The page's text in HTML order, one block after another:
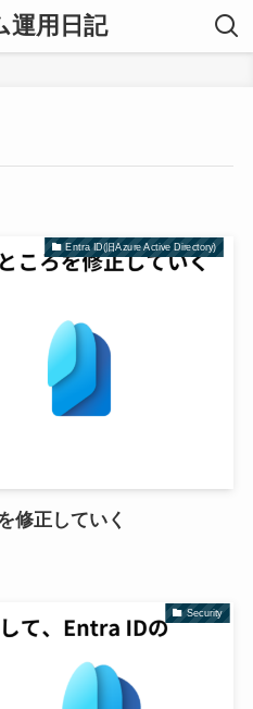
運用日記
Entra ID(旧Azure Active Directory)
修正していく
Security